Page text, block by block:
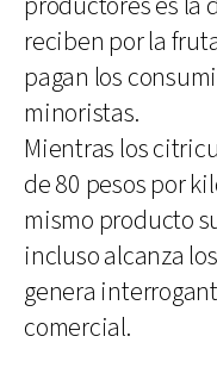
reciben por la
pagan los
minoristas.
Mientras los
de 80 pesos por
mismo producto
incluso alcanza
genera
comercial.